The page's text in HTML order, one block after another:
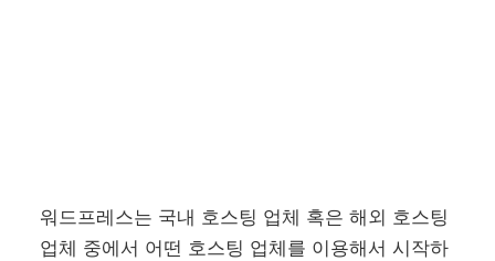
워드프레스는 국내 호스팅 업체 혹은 해외 호스팅
업체 중에서 어떤 호스팅 업체를 이용해서 시작하